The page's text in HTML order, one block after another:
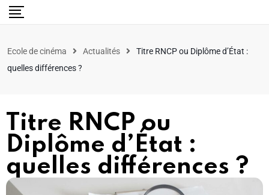
Ecole de cinéma Actualités
Titre RNCP ou Diplôme d’État :
quelles différences ?
Titre RNCP ou
Diplôme d’État :
quelles différences ?